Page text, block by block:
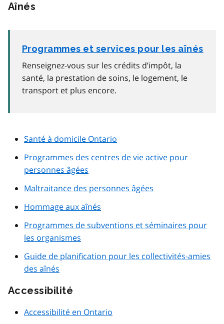
Aînés
Programmes et services pour les aînés
Renseignez-vous sur les crédits d’impôt, la
santé, la prestation de soins, le logement, le
transport et plus encore.
Santé à domicile Ontario
Programmes des centres de vie active pour
personnes âgées
Maltraitance des personnes âgées
Hommage aux aînés
Programmes de subventions et séminaires pour
les organismes
Guide de planification pour les collectivités-amies
des aînés
Accessibilité
Accessibilité en Ontario